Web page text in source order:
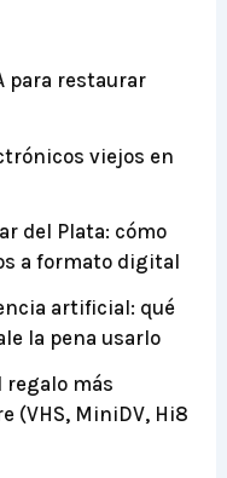
para restaurar
viejos en
del Plata: cómo
a formato digital
artificial: qué
la pena usarlo
regalo más
(VHS, MiniDV, Hi8